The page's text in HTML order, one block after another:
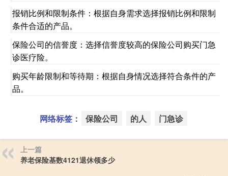
报销比例和限制条件：根据自身需求选择报销比例和限制
条件合适的产品。
保险公司的信誉度：选择信誉度较高的保险公司购买门急
诊医疗险。
购买年龄限制和等待期：根据自身情况选择符合条件的产
品。
网络标签： 保险公司 的人 门急诊
上一篇
养老保险基数4121退休领多少